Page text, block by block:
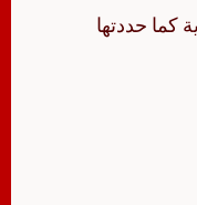
كما حددتها